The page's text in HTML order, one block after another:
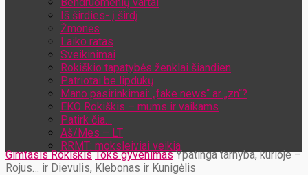
Iš širdies- į širdį
Žmonės
Laiko ratas
Sveikinimai
Rokiškio tapatybės ženklai šiandien
Patriotai be lipdukų
Mano pasirinkimai: „fake news“ ar „zn“?
EKO Rokiškis – mums ir vaikams
Patirk čia…
Aš/Mes – LT
RRMT: moksleiviai veikia
Gimtasis Rokiškis Toks gyvenimas Ypatinga tarnyba, kurioje –
Rojus… ir Dievulis, Klebonas ir Kunigėlis